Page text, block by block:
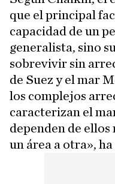
que el principal
capacidad de un
generalista, sino
sobrevivir sin
de Suez y el mar
los complejos
caracterizan el
dependen de ellos
un área a otra»,